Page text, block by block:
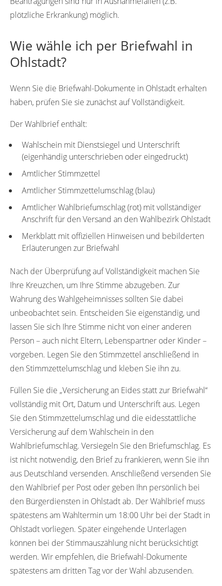
plötzliche Erkrankung) möglich.
Wie wähle ich per Briefwahl in
Ohlstadt?
Wenn Sie die Briefwahl-Dokumente in Ohlstadt erhalten
haben, prüfen Sie sie zunächst auf Vollständigkeit.
Der Wahlbrief enthält:
Wahlschein mit Dienstsiegel und Unterschrift
(eigenhändig unterschrieben oder eingedruckt)
Amtlicher Stimmzettel
Amtlicher Stimmzettelumschlag (blau)
Amtlicher Wahlbriefumschlag (rot) mit vollständiger
Anschrift für den Versand an den Wahlbezirk Ohlstadt
Merkblatt mit offiziellen Hinweisen und bebilderten
Erläuterungen zur Briefwahl
Nach der Überprüfung auf Vollständigkeit machen Sie
Ihre Kreuzchen, um Ihre Stimme abzugeben. Zur
Wahrung des Wahlgeheimnisses sollten Sie dabei
unbeobachtet sein. Entscheiden Sie eigenständig, und
lassen Sie sich Ihre Stimme nicht von einer anderen
Person – auch nicht Eltern, Lebenspartner oder Kinder –
vorgeben. Legen Sie den Stimmzettel anschließend in
den Stimmzettelumschlag und kleben Sie ihn zu.
Füllen Sie die „Versicherung an Eides statt zur Briefwahl“
vollständig mit Ort, Datum und Unterschrift aus. Legen
Sie den Stimmzettelumschlag und die eidesstattliche
Versicherung auf dem Wahlschein in den
Wahlbriefumschlag. Versiegeln Sie den Briefumschlag. Es
ist nicht notwendig, den Brief zu frankieren, wenn Sie ihn
aus Deutschland versenden. Anschließend versenden Sie
den Wahlbrief per Post oder geben Ihn persönlich bei
den Bürgerdiensten in Ohlstadt ab. Der Wahlbrief muss
spätestens am Wahltermin um 18:00 Uhr bei der Stadt in
Ohlstadt vorliegen. Später eingehende Unterlagen
können bei der Stimmauszählung nicht berücksichtigt
werden. Wir empfehlen, die Briefwahl-Dokumente
spätestens am dritten Tag vor der Wahl abzusenden.